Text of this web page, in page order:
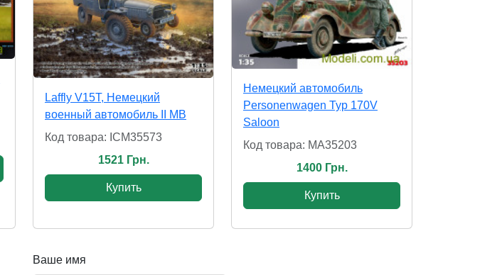
Laffly V15T, Немецкий
военный автомобиль II МВ
Код товара: ICM35573
1521 Грн.
Купить
Немецкий автомобиль
Personenwagen Typ 170V
Saloon
Код товара: MA35203
1400 Грн.
Купить
Ваше имя